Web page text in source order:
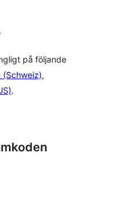
på följande
(Schweiz),
.